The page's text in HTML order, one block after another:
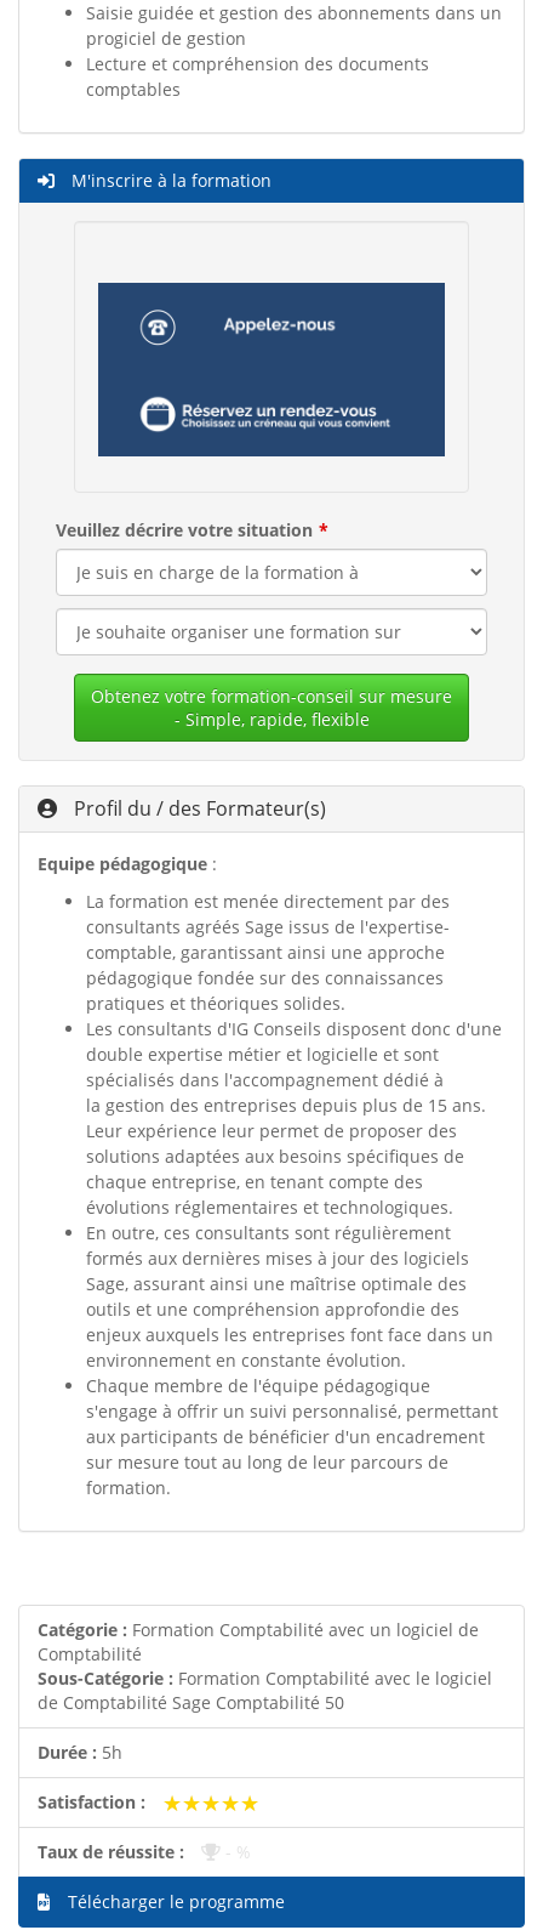
Saisie guidée et gestion des abonnements dans un
progiciel de gestion
Lecture et compréhension des documents
comptables
M'inscrire à la formation
Veuillez décrire votre situation
Obtenez votre formation-conseil sur mesure
- Simple, rapide, flexible
Profil du / des Formateur(s)
Equipe pédagogique :
La formation est menée directement par des
consultants agréés Sage issus de l'expertise-
comptable, garantissant ainsi une approche
pédagogique fondée sur des connaissances
pratiques et théoriques solides.
Les consultants d'IG Conseils disposent donc d'une
double expertise métier et logicielle et sont
spécialisés dans l'accompagnement dédié à
la gestion des entreprises depuis plus de 15 ans.
Leur expérience leur permet de proposer des
solutions adaptées aux besoins spécifiques de
chaque entreprise, en tenant compte des
évolutions réglementaires et technologiques.
En outre, ces consultants sont régulièrement
formés aux dernières mises à jour des logiciels
Sage, assurant ainsi une maîtrise optimale des
outils et une compréhension approfondie des
enjeux auxquels les entreprises font face dans un
environnement en constante évolution.
Chaque membre de l'équipe pédagogique
s'engage à offrir un suivi personnalisé, permettant
aux participants de bénéficier d'un encadrement
sur mesure tout au long de leur parcours de
formation.
Catégorie : Formation Comptabilité avec un logiciel de
Comptabilité
Sous-Catégorie : Formation Comptabilité avec le logiciel
de Comptabilité Sage Comptabilité 50
Durée : 5h
Satisfaction : ★★★★★
★★★★★
Taux de réussite : - %
Télécharger le programme